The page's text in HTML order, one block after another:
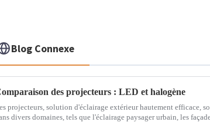
Blog Connexe
des projecteurs : LED et halogène
projecteurs, solution d'éclairage extérieur hautement efficace,
divers domaines, tels que l'éclairage paysager urbain, les